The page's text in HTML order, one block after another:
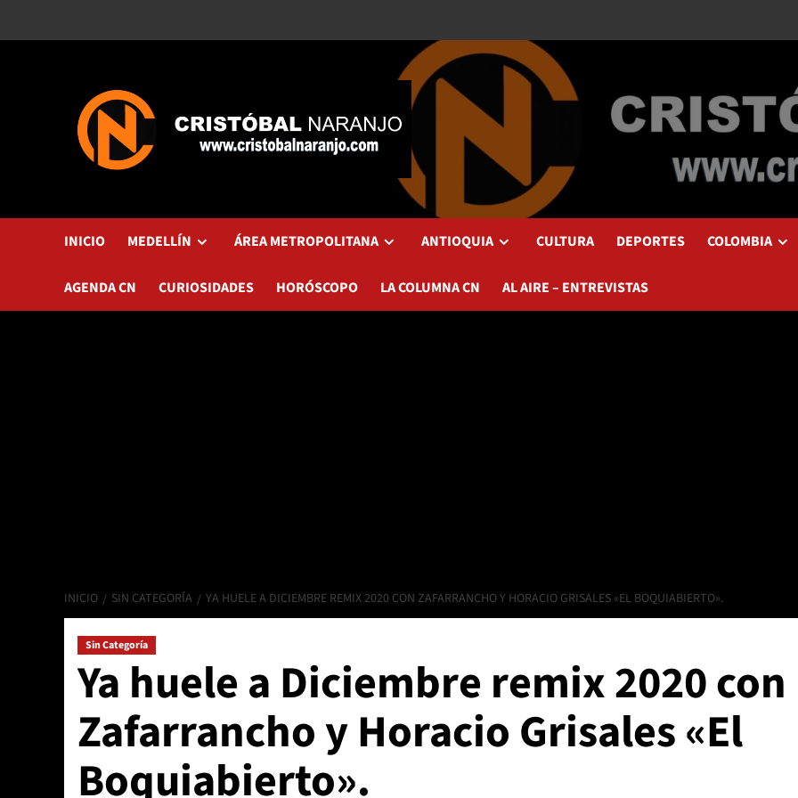
INICIO MEDELLÍN ÁREA METROPOLITANA ANTIOQUIA CULTURA DEPORTES COLOMBIA
AGENDA CN CURIOSIDADES HORÓSCOPO LA COLUMNA CN AL AIRE – ENTREVISTAS
INICIO SIN CATEGORÍA YA HUELE A DICIEMBRE REMIX 2020 CON ZAFARRANCHO Y HORACIO GRISALES «EL BOQUIABIERTO».
Sin Categoría
Ya huele a Diciembre remix 2020 con
Zafarrancho y Horacio Grisales «El
Boquiabierto».